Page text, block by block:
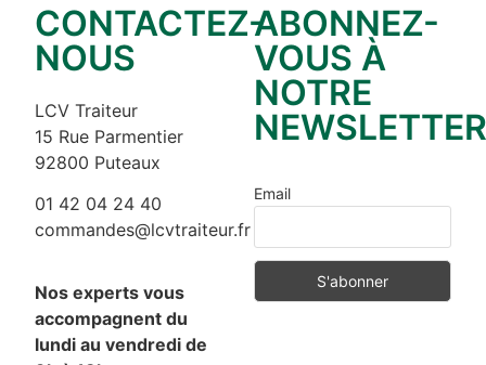
CONTACTEZ-
NOUS
LCV Traiteur
15 Rue Parmentier
92800 Puteaux
01 42 04 24 40
commandes@lcvtraiteur.fr
Nos experts vous
accompagnent du
lundi au vendredi de
ABONNEZ-
VOUS À
NOTRE
NEWSLETTER
Email